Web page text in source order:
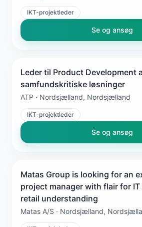
IKT-projektleder
Se og ansøg
Leder til Product Development
samfundskritiske løsninger
ATP · Nordsjælland, Nordsjælland
IKT-projektleder
Se og ansøg
Matas Group is looking for an
project manager with flair for IT
retail understanding
Matas A/S · Nordsjælland,